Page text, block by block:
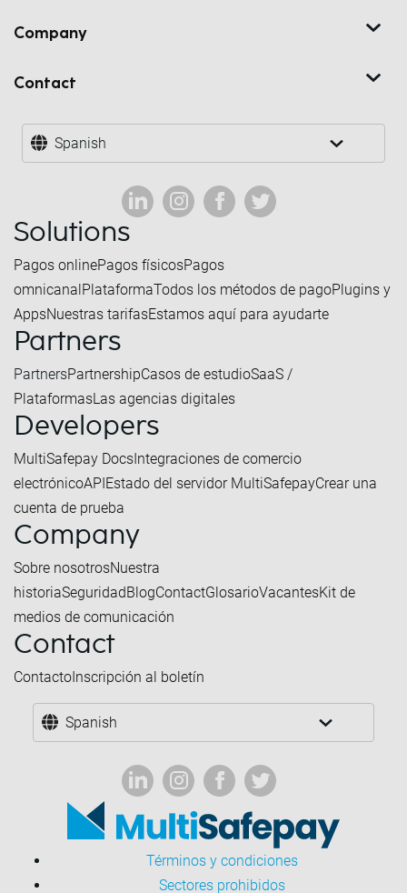
Company
Contact
Spanish
Solutions
Pagos onlinePagos físicosPagos
omnicanalPlataformaTodos los métodos de pagoPlugins y
AppsNuestras tarifasEstamos aquí para ayudarte
Partners
PartnersPartnershipCasos de estudioSaaS /
PlataformasLas agencias digitales
Developers
MultiSafepay DocsIntegraciones de comercio
electrónicoAPIEstado del servidor MultiSafepayCrear una
cuenta de prueba
Company
Sobre nosotrosNuestra
historiaSeguridadBlogContactGlosarioVacantesKit de
medios de comunicación
Contact
ContactoInscripción al boletín
Spanish
Términos y condiciones
Sectores prohibidos